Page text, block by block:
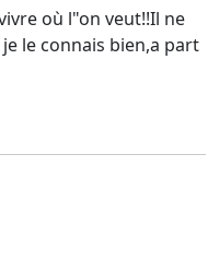
où l"on veut!!Il ne
le connais bien,a part